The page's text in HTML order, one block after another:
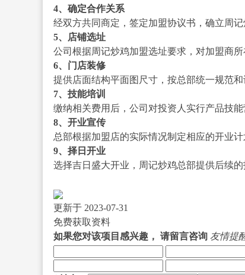
4、确定合作关系
经双方共同商定，签定加盟协议书，确立周记
5、店铺选址
公司 根据周记炒鸡加盟选址要求，对加盟商
6、门店装修
提供店面结构平面图尺寸，按总部统一规范和
7、技能培训
缴纳相关费用后，公司对投资人实行产品技能
8、开业宣传
总部根据加盟店的实际情况制定相应的开业
9、择日开业
选择吉日盛大开业，周记炒鸡总部提供后续的
更新于 2023-07-31
免费获取资料
如果您对该项目感兴趣， 请留言咨询 友情提